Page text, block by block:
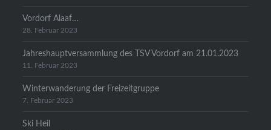
Vordorf Alaaf…
28. Februar 2023
Jahreshauptversammlung des TSV Vordorf am 21.01.2023
11. Februar 2023
Winterwanderung der Freizeitgruppe
7. Februar 2023
Ski Heil